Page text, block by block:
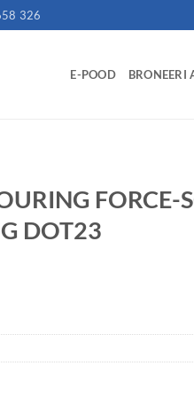
326
E-POOD BRONEERI
FORCE-
DOT23